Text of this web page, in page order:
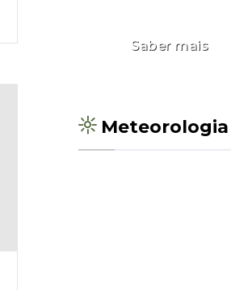
Saber mais
Meteorologia